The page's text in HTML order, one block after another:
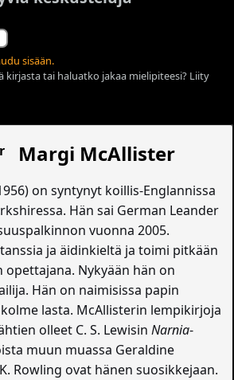
sisään.
kirjasta tai haluatko jakaa mielipiteesi? Liity
Margi McAllister
on syntynyt koillis-Englannissa
Hän sai German Leander
vuonna 2005.
ja äidinkieltä ja toimi pitkään
opettajana. Nykyään hän on
Hän on naimisissa papin
lasta. McAllisterin lempikirjoja
olleet C. S. LewisinNarnia-
muun muassa Geraldine
Rowling ovat hänen suosikkejaan.